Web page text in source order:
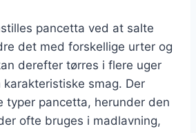
pancetta ved at salte
det med forskellige urter og
derefter tørres i flere uger
smag. Der
typer pancetta, herunder den
ofte bruges i madlavning,